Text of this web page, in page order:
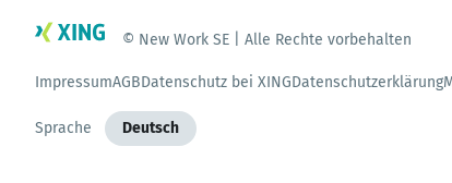
© New Work SE | Alle Rechte vorbehalten
ImpressumAGBDatenschutz bei XINGDatenschutzerklärung
Sprache Deutsch